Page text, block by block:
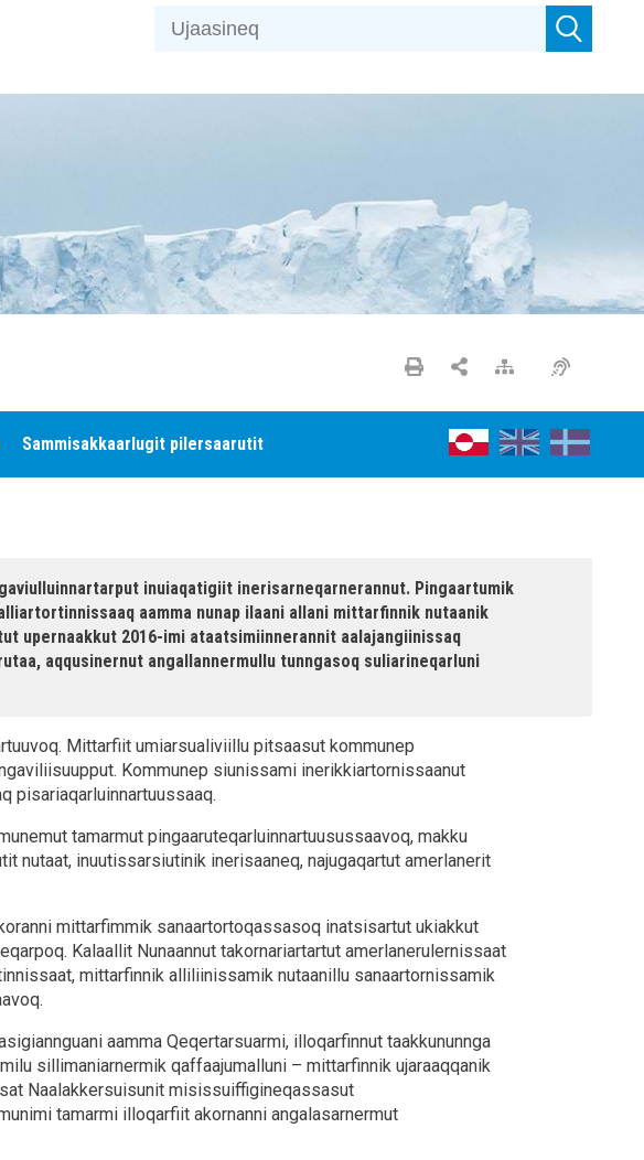
Sammisakkaarlugit pilersaarutit
inuiaqatigiit inerisarneqarnerannut. Pingaartumik
aamma nunap ilaani allani mittarfinnik nutaanik
upernaakkut 2016-imi ataatsimiinnerannit aalajangiinissaq
aqqusinernut angallannermullu tunngasoq suliarineqarluni
Mittarfiit umiarsualiviillu pitsaasut kommunep
Kommunep siunissami inerikkiartornissaanut
pisariaqarluinnartuussaaq.
tamarmut pingaaruteqarluinnartuusussaavoq, makku
nutaat, inuutissarsiutinik inerisaaneq, najugaqartut amerlanerit
mittarfimmik sanaartortoqassasoq inatsisartut ukiakkut
Kalaallit Nunaannut takornariartartut amerlanerulernissaat
mittarfinnik alliliinissamik nutaanillu sanaartornissamik
aamma Qeqertarsuarmi, illoqarfinnut taakkununnga
sillimaniarnermik qaffaajumalluni – mittarfinnik ujaraaqqanik
Naalakkersuisunit misissuiffigineqassasut
tamarmi illoqarfiit akornanni angalasarnermut